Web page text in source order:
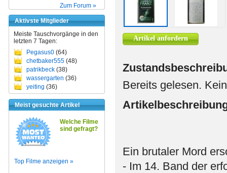
Zum Forum »
Aktivste Mitglieder
Meiste Tauschvorgänge in den
letzten 7 Tagen:
Pegasus0 (64)
chetbaker555 (48)
patrikbeck (38)
wassergarten (36)
yeiting (36)
Meist gesuchte Artikel
Welche Filme
sind gefragt?
Top Filme anzeigen »
Artikel anfordern
Bereits gelesen.
Ein brutaler Mord
- Im 14. Band der